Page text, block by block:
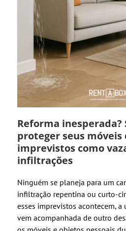
Reforma inesperada?
proteger seus
imprevistos como
infiltrações
Ninguém se planeja para um
infiltração repentina ou curto-
esses imprevistos acontecem, a
vem acompanhada de outro